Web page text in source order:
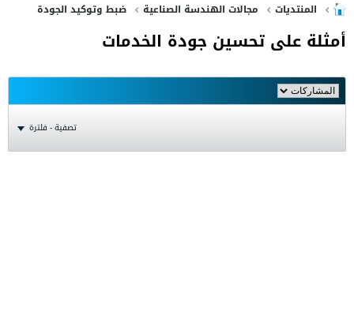
المنتديات مجالات الهندسة الصناعية ضبط وتوكيد الجودة
أمثلة على تحسين جودة الخدمات
تصفية - فلترة